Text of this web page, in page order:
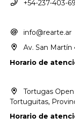
+54-237-403-
info@rearte.ar
Av. San Martín
Horario de
Tortugas Open
Tortuguitas,
Horario de